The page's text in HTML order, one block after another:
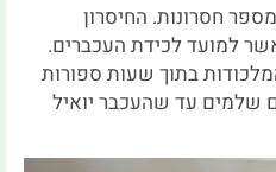
חסרונות. החיסרון
למועד לכידת העכברים.
בתוך שעות ספורות
שלמים עד שהעכבר יואיל